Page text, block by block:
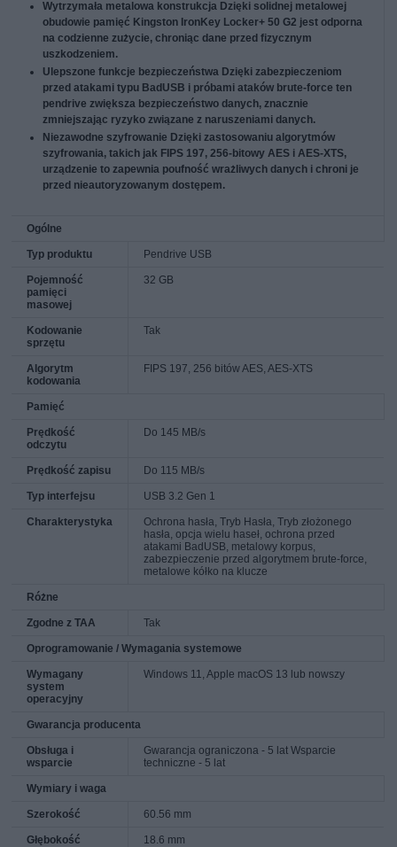
Wytrzymała metalowa konstrukcja Dzięki solidnej metalowej
obudowie pamięć Kingston IronKey Locker+ 50 G2 jest odporna
na codzienne zużycie, chroniąc dane przed fizycznym
uszkodzeniem.
Ulepszone funkcje bezpieczeństwa Dzięki zabezpieczeniom
przed atakami typu BadUSB i próbami ataków brute-force ten
pendrive zwiększa bezpieczeństwo danych, znacznie
zmniejszając ryzyko związane z naruszeniami danych.
Niezawodne szyfrowanie Dzięki zastosowaniu algorytmów
szyfrowania, takich jak FIPS 197, 256-bitowy AES i AES-XTS,
urządzenie to zapewnia poufność wrażliwych danych i chroni je
przed nieautoryzowanym dostępem.
Ogólne
Typ produktu Pendrive USB
Pojemność
pamięci
masowej
32 GB
Kodowanie
sprzętu
Tak
Algorytm
kodowania
FIPS 197, 256 bitów AES, AES-XTS
Pamięć
Prędkość
odczytu
Do 145 MB/s
Prędkość zapisu Do 115 MB/s
Typ interfejsu USB 3.2 Gen 1
Charakterystyka
Ochrona hasła, Tryb Hasła, Tryb złożonego
hasła, opcja wielu haseł, ochrona przed
atakami BadUSB, metalowy korpus,
zabezpieczenie przed algorytmem brute-force,
metalowe kółko na klucze
Różne
Zgodne z TAA Tak
Oprogramowanie / Wymagania systemowe
Wymagany
system
operacyjny
Windows 11, Apple macOS 13 lub nowszy
Gwarancja producenta
Obsługa i
wsparcie
Gwarancja ograniczona - 5 lat Wsparcie
techniczne - 5 lat
Wymiary i waga
Szerokość 60.56 mm
Głębokość 18.6 mm